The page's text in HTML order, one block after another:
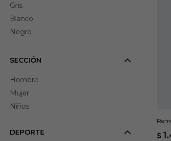
$
Gris
Blanco
Negro
SECCIÓN
Hombre
Mujer
Niños
DEPORTE